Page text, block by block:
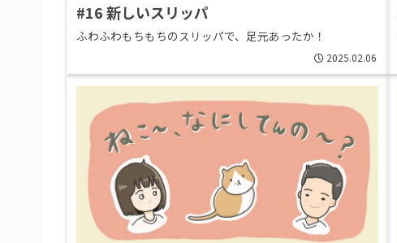
#16 新しいスリッパ
ふわふわもちもちのスリッパで、足元あったか！
2025.02.06